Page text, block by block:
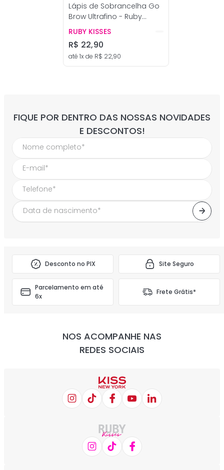
Lápis de Sobrancelha Go
Brow Ultrafino - Ruby
Kisses
RUBY KISSES
R$ 22,90
até 1x de R$ 22,90
FIQUE POR DENTRO DAS NOSSAS NOVIDADES
E DESCONTOS!
Desconto no PIX Site Seguro
Parcelamento em até
6x
Frete Grátis*
NOS ACOMPANHE NAS
REDES SOCIAIS